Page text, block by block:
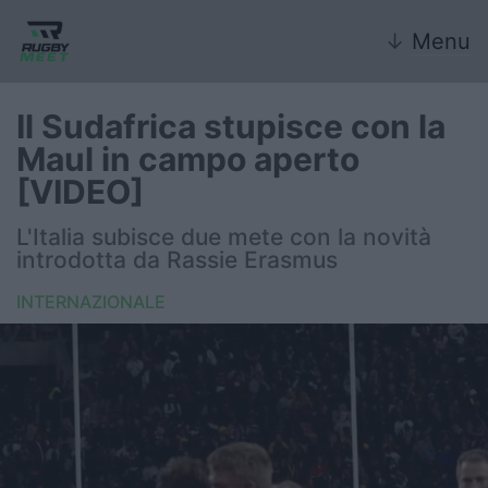
↓ Menu
Nazionale
Nazionali giovanili
FIR
United Rugby Championship
Il Sudafrica stupisce con la
Maul in campo aperto
[VIDEO]
L'Italia subisce due mete con la novità
introdotta da Rassie Erasmus
INTERNAZIONALE